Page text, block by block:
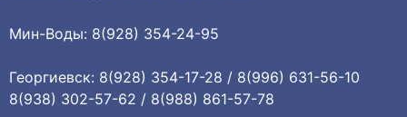
Мин-Воды: 8(928) 354-24-95
Георгиевск: 8(928) 354-17-28 / 8(996) 631-56-10
8(938) 302-57-62 / 8(988) 861-57-78